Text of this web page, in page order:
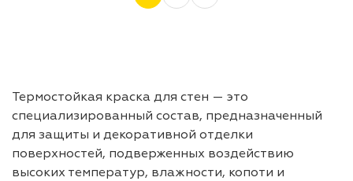
Термостойкая краска для стен — это
специализированный состав, предназначенный
для защиты и декоративной отделки
поверхностей, подверженных воздействию
высоких температур, влажности, копоти и